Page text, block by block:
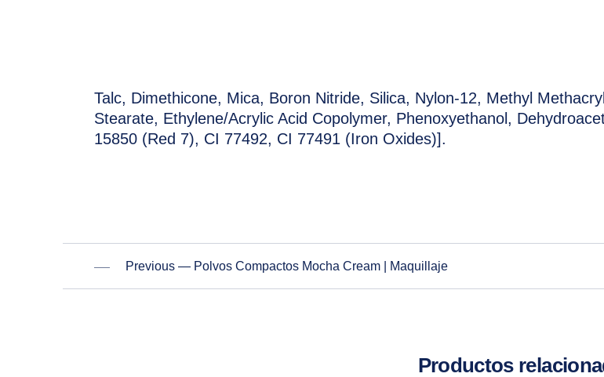
Talc, Dimethicone, Mica, Boron Nitride, Silica, Nylon-12, Methyl
Stearate, Ethylene/Acrylic Acid Copolymer, Phenoxyethanol,
15850 (Red 7), CI 77492, CI 77491 (Iron Oxides)].
Previous — Polvos Compactos Mocha Cream | Maquillaje
Productos